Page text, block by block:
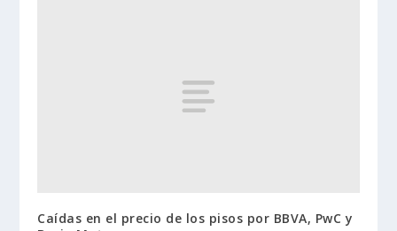
Caídas en el precio de los pisos por BBVA, PwC y